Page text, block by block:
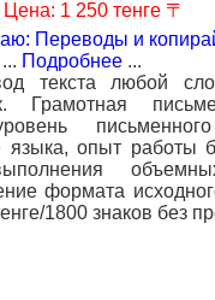
Цена: 1 250 тенге 〒
Переводы и
... Подробнее ...
текста любой
Грамотная
языка, опыт работы
формата
1800 знаков без